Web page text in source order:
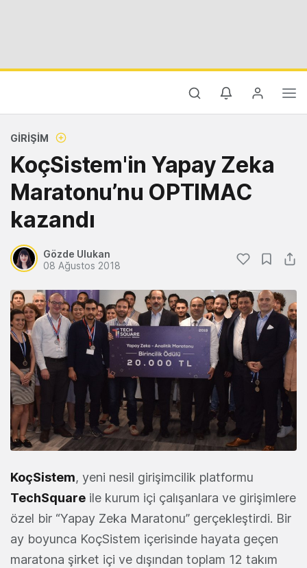
GIRIŞIM
KoçSistem'in Yapay Zeka
Maratonu’nu OPTIMAC
kazandı
Gözde Ulukan
08 Ağustos 2018
KoçSistem, yeni nesil girişimcilik platformu
TechSquare ile kurum içi çalışanlara ve girişimlere
özel bir “Yapay Zeka Maratonu” gerçekleştirdi. Bir
ay boyunca KoçSistem içerisinde hayata geçen
maratona şirket içi ve dışından toplam 12 takım